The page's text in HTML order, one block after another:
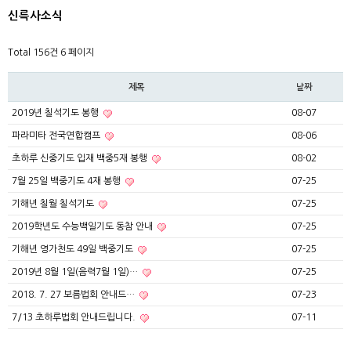
신륵사소식
Total 156건 6 페이지
제목 날짜
2019년 칠석기도 봉행 08-07
파라미타 전국연합캠프 08-06
초하루 신중기도 입재 백중5재 봉행 08-02
7월 25일 백중기도 4재 봉행 07-25
기해년 칠월 칠석기도 07-25
2019학년도 수능백일기도 동참 안내 07-25
기해년 영가천도 49일 백중기도 07-25
2019년 8월 1일(음력7월 1일)… 07-25
2018. 7. 27 보름법회 안내드… 07-23
7/13 초하루법회 안내드립니다. 07-11